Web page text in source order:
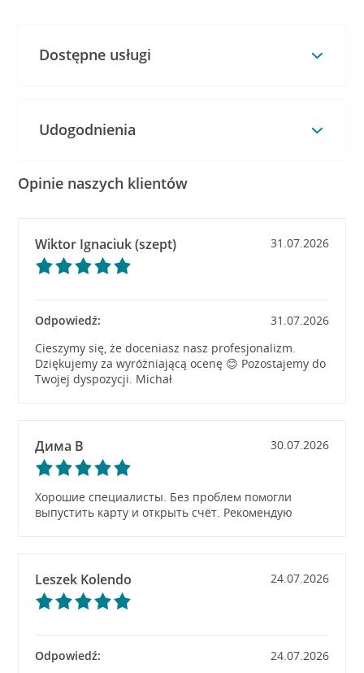
Dostępne usługi
Udogodnienia
Opinie naszych klientów
Wiktor Ignaciuk (szept) 31.07.2026
Odpowiedź:
31.07.2026
Cieszymy się, że doceniasz nasz profesjonalizm.
Dziękujemy za wyróżniającą ocenę 😊 Pozostajemy do
Twojej dyspozycji. Michał
Дима В 30.07.2026
Хорошие специалисты. Без проблем помогли
выпустить карту и открыть счёт. Рекомендую
Leszek Kolendo 24.07.2026
Odpowiedź:
24.07.2026